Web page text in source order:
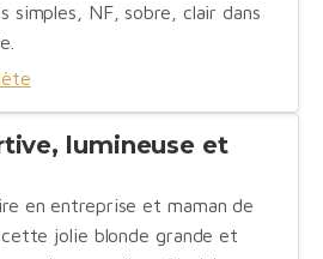
simples, NF, sobre, clair dans
lumineuse et
en entreprise et maman de
jolie blonde grande et